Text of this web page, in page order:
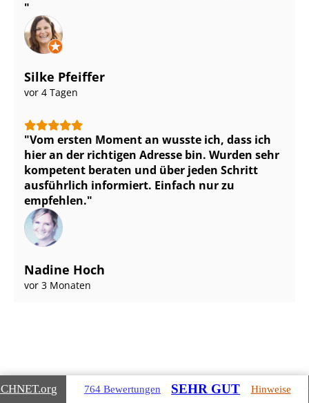
Silke Pfeiffer
vor 4 Tagen
Vom ersten Moment an wusste ich, dass ich
hier an der richtigen Adresse bin. Wurden sehr
kompetent beraten und über jeden Schritt
ausführlich informiert. Einfach nur zu
empfehlen.
Nadine Hoch
vor 3 Monaten
Gebäudearten, die wir für Sie
.org 764 Bewertungen SEHR GUT Hinweise